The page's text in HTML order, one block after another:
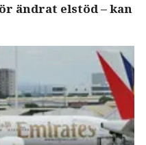
ändrat elstöd – kan